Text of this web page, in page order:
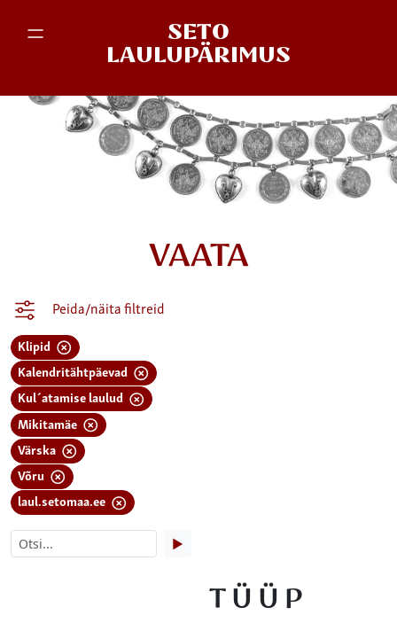
SETO
LAULUPÄRIMUS
VAATA
Peida/näita filtreid
Klipid
Kalendritähtpäevad
Kul´atamise laulud
Mikitamäe
Värska
Võru
laul.setomaa.ee
▶
TÜÜP